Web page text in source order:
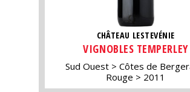
CHÂTEAU LESTEVÉNIE
VIGNOBLES TEMPERLEY
Sud Ouest
Côtes de
Rouge
2011